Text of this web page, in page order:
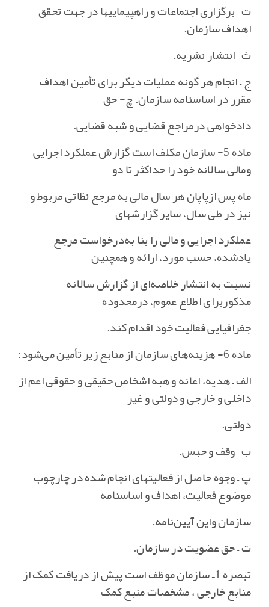
ت – برگزاری اجتماعات و راهپیماییها در جهت تحقق
اهداف سازمان‌.
ث – انتشار نشریه‌.
ج – انجام هر گونه عملیات دیگر برای تأمین اهداف
مقرر در اساسنامه سازمان‌. چ- حق
دادخواهی درمراجع قضایی و شبه قضایی‌.
ماده 5- سازمان مکلف است گزارش عملکرد اجرایی
ومالی سالانه خود را حداکثر تا دو
ماه پس ازپاپان هر سال مالی به مرجع نظاتی مربوط و
نیز در طی سال‌، سایر گزارشهای
عملکرد اجرایی و مالی را بنا به‌درخواست مرجع
یادشده‌، حسب مورد، ارائه و همچنین
نسبت به انتشار خلاصه‌ای از گزارش سالانه
مذکوربرای اطلاع عموم‌، درمحدوده
جغرافیایی فعالیت خود اقدام کند.
ماده 6- هزینه‌های سازمان از منابع زیر تأمین می‌شود:
الف – هدیه‌، اعانه و هبه اشخاص حقیقی و حقوقی اعم از
داخلی و خارجی و دولتی و غیر
دولتی‌.
ب – وقف و حبس‌.
پ – وجوه حاصل از فعالیتهای انجام شده در چارچوب
موضوع فعالیت‌، اهداف و اساسنامه
سازمان واین آیین‌نامه‌.
ت – حق عضویت در سازمان‌.
تبصره 1ـ سازمان موظف است پیش از دریافت کمک از
منابع خارجی ، مشخصات منبع کمک